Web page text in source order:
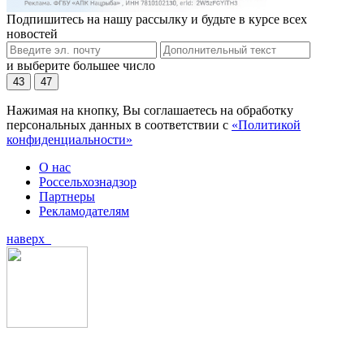
Подпишитесь на нашу рассылку и будьте в курсе всех
новостей
и выберите большее число
43 47
Нажимая на кнопку, Вы соглашаетесь на обработку
персональных данных в соответствии с «Политикой
конфиденциальности»
О нас
Россельхознадзор
Партнеры
Рекламодателям
наверх